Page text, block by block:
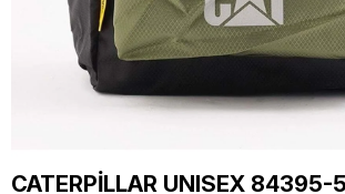
CATERPİLLAR UNISEX 84395-